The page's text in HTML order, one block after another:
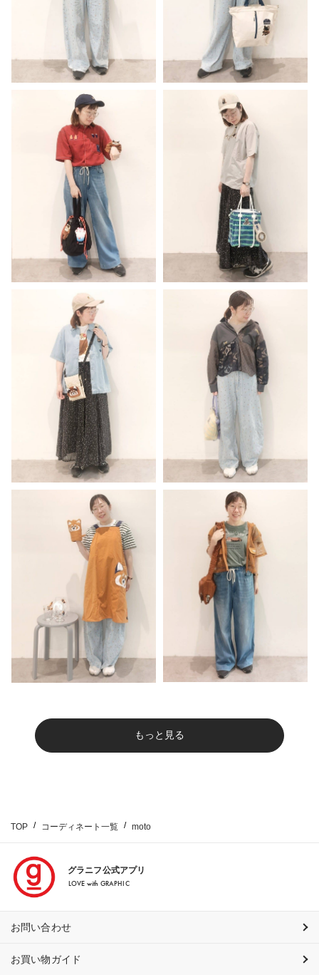
もっと見る
TOP コーディネート一覧 moto
グラニフ公式アプリ
LOVE with GRAPHIC
お問い合わせ
お買い物ガイド